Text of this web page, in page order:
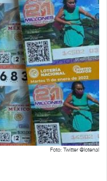
Foto: Twitter @lotenal